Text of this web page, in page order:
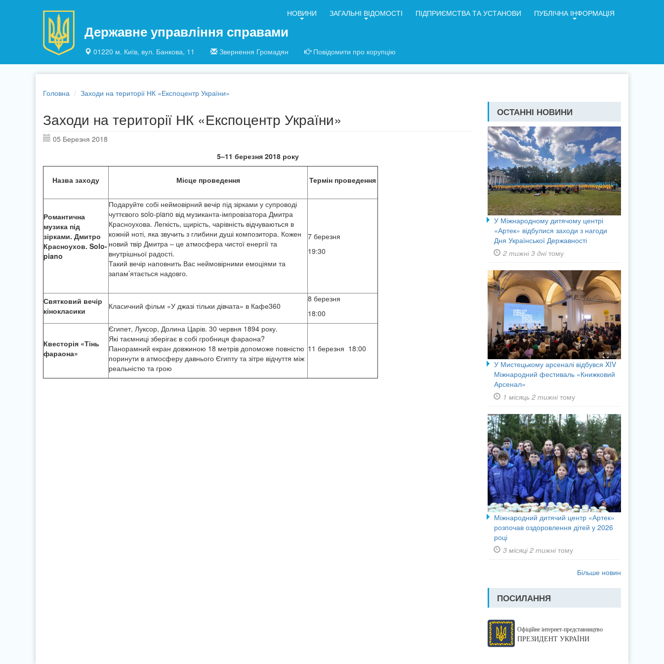
Державне управління справами
01220 м. Київ, вул. Банкова, 11 Звернення Громадян Повідомити про корупцію
НОВИНИ ЗАГАЛЬНІ ВІДОМОСТІ ПІДПРИЄМСТВА ТА УСТАНОВИ ПУБЛІЧНА ІНФОРМАЦІЯ
Головна Заходи на території НК «Експоцентр України»
Заходи на території НК «Експоцентр України»
05 Березня 2018
5–11 березня 2018 року
Назва заходу Місце проведення Термін проведення
Романтична
музика під
зірками. Дмитро
Красноухов. Solo-
piano
Подаруйте собі неймовірний вечір під зірками у супроводі
чуттєвого solo-piano від музиканта-імпровізатора Дмитра
Красноухова. Легкість, щирість, чарівність відчуваються в
кожній ноті, яка звучить з глибини душі композитора. Кожен
новий твір Дмитра – це атмосфера чистої енергії та
внутрішньої радості.
Такий вечір наповнить Вас неймовірними емоціями та
запам’ятається надовго.
7 березня
19:30
Святковий вечір
кінокласики
Класичний фільм «У джазі тільки дівчата» в Кафе360
8 березня
18:00
Квесторія «Тінь
фараона»
Єгипет, Луксор, Долина Царів. 30 червня 1894 року.
Які таємниці зберігає в собі гробниця фараона?
Панорамний екран довжиною 18 метрів допоможе повністю
поринути в атмосферу давнього Єгипту та зітре відчуття між
реальністю та грою
11 березня 18:00
ОСТАННІ НОВИНИ
У Міжнародному дитячому центрі
«Артек» відбулися заходи з нагоди
Дня Української Державності
2 тижні 3 днітому
У Мистецькому арсеналі відбувся XIV
Міжнародний фестиваль «Книжковий
Арсенал»
1 місяць 2 тижнітому
Міжнародний дитячий центр «Артек»
розпочав оздоровлення дітей у 2026
році
3 місяці 2 тижнітому
Більше новин
ПОСИЛАННЯ
Офіційне інтернет-представництво
ПРЕЗИДЕНТ УКРАЇНИ